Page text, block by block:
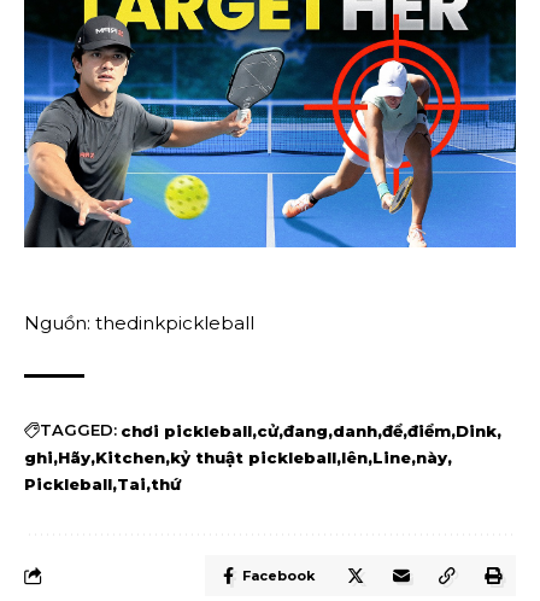
Nguồn: thedinkpickleball
TAGGED: chơi pickleball cử đang danh để điểm Dink
ghi Hãy Kitchen kỷ thuật pickleball lên Line này
Pickleball Tai thứ
Facebook